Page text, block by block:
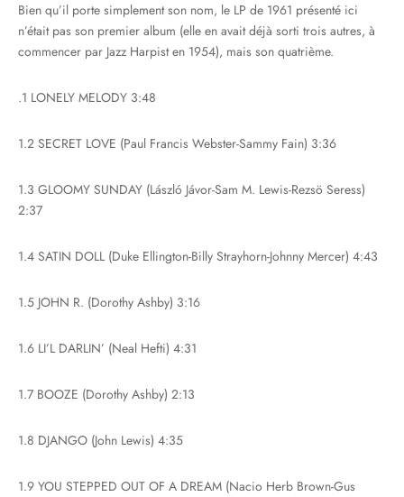
Bien qu’il porte simplement son nom, le LP de 1961 présenté ici
n’était pas son premier album (elle en avait déjà sorti trois autres, à
commencer par Jazz Harpist en 1954), mais son quatrième.
.1 LONELY MELODY 3:48
1.2 SECRET LOVE (Paul Francis Webster-Sammy Fain) 3:36
1.3 GLOOMY SUNDAY (László Jávor-Sam M. Lewis-Rezsö Seress)
2:37
1.4 SATIN DOLL (Duke Ellington-Billy Strayhorn-Johnny Mercer) 4:43
1.5 JOHN R. (Dorothy Ashby) 3:16
1.6 LI’L DARLIN’ (Neal Hefti) 4:31
1.7 BOOZE (Dorothy Ashby) 2:13
1.8 DJANGO (John Lewis) 4:35
1.9 YOU STEPPED OUT OF A DREAM (Nacio Herb Brown-Gus